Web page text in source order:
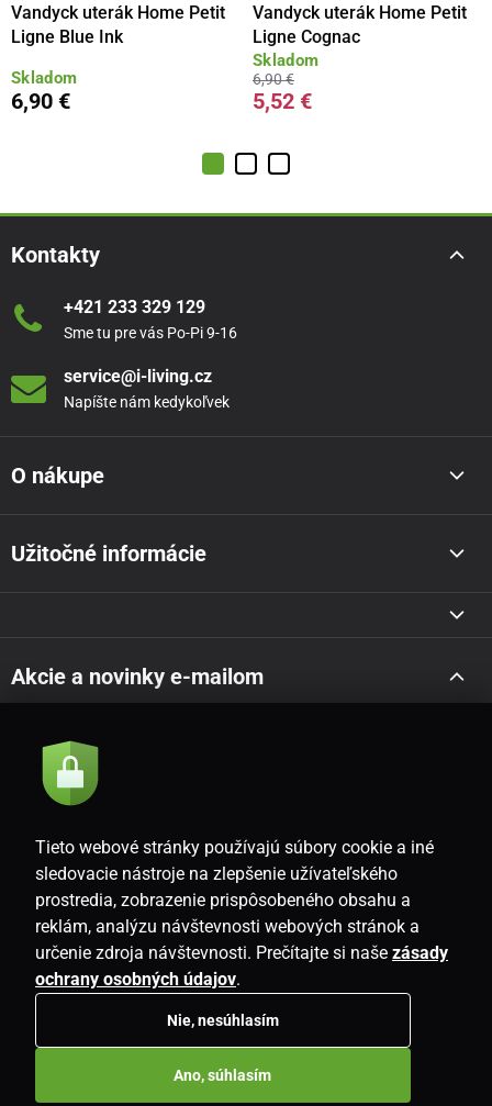
Vandyck uterák Home Petit
Ligne Blue Ink
Skladom
6,90 €
Vandyck uterák Home Petit
Ligne Cognac
Skladom
6,90 €
5,52 €
Kontakty
+421 233 329 129
Sme tu pre vás Po-Pi 9-16
service@i-living.cz
Napíšte nám kedykoľvek
O nákupe
Užitočné informácie
Akcie a novinky e-mailom
Súhlasím so
SK
www.i-living.sk
Tieto webové stránky používajú súbory cookie a iné
sledovacie nástroje na zlepšenie užívateľského
prostredia, zobrazenie prispôsobeného obsahu a
reklám, analýzu návštevnosti webových stránok a
určenie zdroja návštevnosti. Prečítajte si naše zásady
ochrany osobných údajov.
Nie, nesúhlasím
Ano, súhlasím